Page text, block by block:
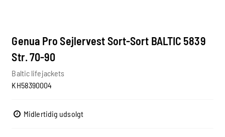
Genua Pro Sejlervest Sort-Sort BALTIC 5839
Str. 70-90
Baltic lifejackets
KH58390004
Midlertidig udsolgt